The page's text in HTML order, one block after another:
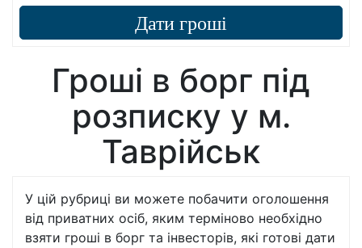
Дати гроші
Гроші в борг під
розписку у м.
Таврійськ
У цій рубриці ви можете побачити оголошення
від приватних осіб, яким терміново необхідно
взяти гроші в борг та інвесторів, які готові дати